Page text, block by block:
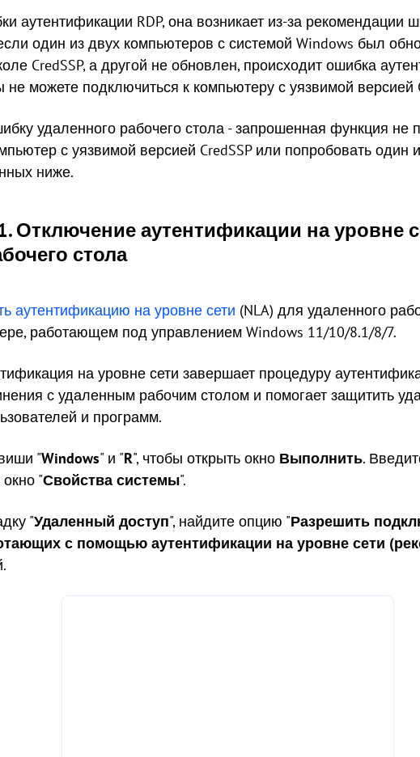
аутентификации RDP, она возникает из-за рекомендации
если один из двух компьютеров с системой Windows был
CredSSP, а другой не обновлен, происходит ошибка
не можете подключиться к компьютеру с уязвимой версией
удаленного рабочего стола - запрошенная функция не
с уязвимой версией CredSSP или попробовать один
ниже.
Отключение аутентификации на уровне
стола
аутентификацию на уровне сети (NLA) для удаленного
работающем под управлением Windows 11/10/8.1/8/7.
на уровне сети завершает процедуру
с удаленным рабочим столом и помогает защитить
и программ.
"Windows" и "R", чтобы открыть окно Выполнить.
"Свойства системы".
"Удаленный доступ", найдите опцию "Разрешить
с помощью аутентификации на уровне сети